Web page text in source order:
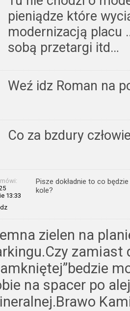
pieniądze które
modernizacją placu
sobą przetargi itd…
Weź idz Roman na
Co za bzdury
mówi:
13:33
Pisze dokładnie to co
kole?
zielen na
zamiast
na spacer po